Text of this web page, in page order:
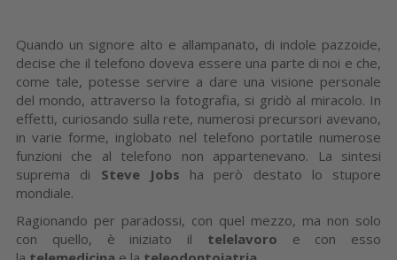
Quando un signore alto e allampanato, di indole pazzoide,
decise che il telefono doveva essere una parte di noi e che,
come tale, potesse servire a dare una visione personale
del mondo, attraverso la fotografia, si gridò al miracolo. In
effetti, curiosando sulla rete, numerosi precursori avevano,
in varie forme, inglobato nel telefono portatile numerose
funzioni che al telefono non appartenevano. La sintesi
suprema di Steve Jobs ha però destato lo stupore
mondiale.
Ragionando per paradossi, con quel mezzo, ma non solo
con quello, è iniziato il telelavoro e con esso